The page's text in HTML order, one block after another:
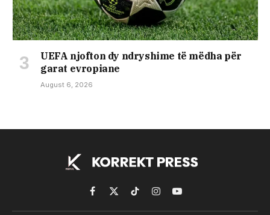
UEFA njofton dy ndryshime të mëdha për
garat evropiane
August 6, 2026
Facebook
X
(Twitter)
TikTokInstagramYouTube